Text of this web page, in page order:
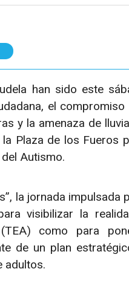
han sido este
el
y la amenaza de
Plaza de los Fueros
Autismo.
la jornada impulsada
visibilizar la
como para
de un plan
adultos.